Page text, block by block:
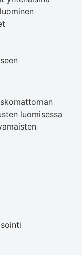
luomisessa